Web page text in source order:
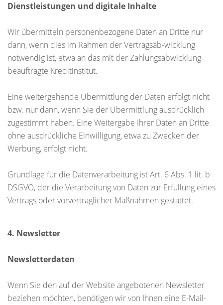
Dienstleistungen und digitale Inhalte
Wir übermitteln personenbezogene Daten an Dritte nur
dann, wenn dies im Rahmen der Vertragsab-wicklung
notwendig ist, etwa an das mit der Zahlungsabwicklung
beauftragte Kreditinstitut.
Eine weitergehende Übermittlung der Daten erfolgt nicht
bzw. nur dann, wenn Sie der Übermittlung ausdrücklich
zugestimmt haben. Eine Weitergabe Ihrer Daten an Dritte
ohne ausdrückliche Einwilligung, etwa zu Zwecken der
Werbung, erfolgt nicht.
Grundlage für die Datenverarbeitung ist Art. 6 Abs. 1 lit. b
DSGVO, der die Verarbeitung von Daten zur Erfüllung eines
Vertrags oder vorvertraglicher Maßnahmen gestattet.
4. Newsletter
Newsletterdaten
Wenn Sie den auf der Website angebotenen Newsletter
beziehen möchten, benötigen wir von Ihnen eine E-Mail-